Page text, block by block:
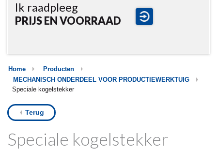
Ik raadpleeg
PRIJS EN VOORRAAD
Home
Producten
MECHANISCH ONDERDEEL VOOR PRODUCTIEWERKTUIG
Speciale kogelstekker
Terug
Speciale kogelstekker